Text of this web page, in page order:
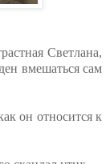
Светлана,
вмешаться сам
он относится к